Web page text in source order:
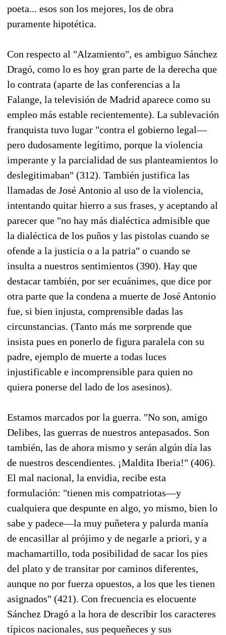
poeta... esos son los mejores, los de obra
puramente hipotética.
Con respecto al "Alzamiento", es ambiguo Sánchez
Dragó, como lo es hoy gran parte de la derecha que
lo contrata (aparte de las conferencias a la
Falange, la televisión de Madrid aparece como su
empleo más estable recientemente). La sublevación
franquista tuvo lugar "contra el gobierno legal—
pero dudosamente legítimo, porque la violencia
imperante y la parcialidad de sus planteamientos lo
deslegitimaban" (312). También justifica las
llamadas de José Antonio al uso de la violencia,
intentando quitar hierro a sus frases, y aceptando al
parecer que "no hay más dialéctica admisible que
la dialéctica de los puños y las pistolas cuando se
ofende a la justicia o a la patria" o cuando se
insulta a nuestros sentimientos (390). Hay que
destacar también, por ser ecuánimes, que dice por
otra parte que la condena a muerte de José Antonio
fue, si bien injusta, comprensible dadas las
circunstancias. (Tanto más me sorprende que
insista pues en ponerlo de figura paralela con su
padre, ejemplo de muerte a todas luces
injustificable e incomprensible para quien no
quiera ponerse del lado de los asesinos).
Estamos marcados por la guerra. "No son, amigo
Delibes, las guerras de nuestros antepasados. Son
también, las de ahora mismo y serán algún día las
de nuestros descendientes. ¡Maldita Iberia!" (406).
El mal nacional, la envidia, recibe esta
formulación: "tienen mis compatriotas—y
cualquiera que despunte en algo, yo mismo, bien lo
sabe y padece—la muy puñetera y palurda manía
de encasillar al prójimo y de negarle a priori, y a
machamartillo, toda posibilidad de sacar los pies
del plato y de transitar por caminos diferentes,
aunque no por fuerza opuestos, a los que les tienen
asignados" (421). Con frecuencia es elocuente
Sánchez Dragó a la hora de describir los caracteres
típicos nacionales, sus pequeñeces y sus